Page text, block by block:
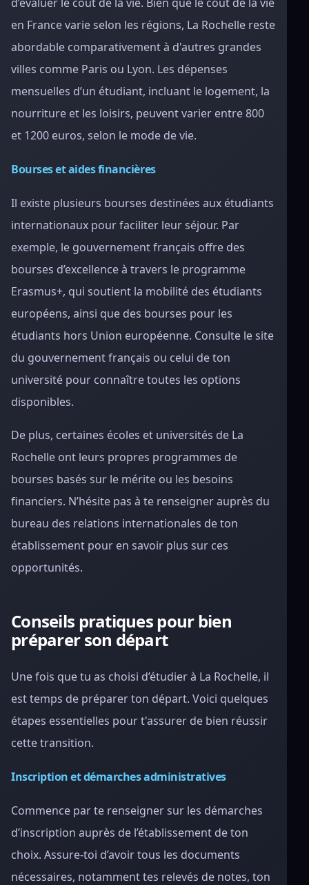
en France varie selon les régions, La Rochelle reste
abordable comparativement à d'autres grandes
villes comme Paris ou Lyon. Les dépenses
mensuelles d’un étudiant, incluant le logement, la
nourriture et les loisirs, peuvent varier entre 800
et 1200 euros, selon le mode de vie.
Bourses et aides financières
Il existe plusieurs bourses destinées aux étudiants
internationaux pour faciliter leur séjour. Par
exemple, le gouvernement français offre des
bourses d’excellence à travers le programme
Erasmus+, qui soutient la mobilité des étudiants
européens, ainsi que des bourses pour les
étudiants hors Union européenne. Consulte le site
du gouvernement français ou celui de ton
université pour connaître toutes les options
disponibles.
De plus, certaines écoles et universités de La
Rochelle ont leurs propres programmes de
bourses basés sur le mérite ou les besoins
financiers. N’hésite pas à te renseigner auprès du
bureau des relations internationales de ton
établissement pour en savoir plus sur ces
opportunités.
Conseils pratiques pour bien
préparer son départ
Une fois que tu as choisi d’étudier à La Rochelle, il
est temps de préparer ton départ. Voici quelques
étapes essentielles pour t'assurer de bien réussir
cette transition.
Inscription et démarches administratives
Commence par te renseigner sur les démarches
d’inscription auprès de l’établissement de ton
choix. Assure-toi d’avoir tous les documents
nécessaires, notamment tes relevés de notes, ton